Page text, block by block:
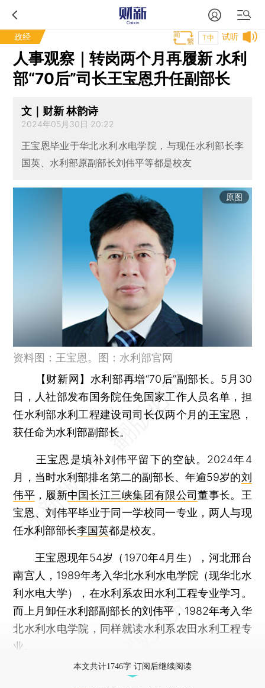
政经 试听
T中
人事观察｜转岗两个月再履新 水利
部“70后”司长王宝恩升任副部长
文｜财新 林韵诗
2024年05月30日 20:22
王宝恩毕业于华北水利水电学院，与现任水利部长李
国英、水利部原副部长刘伟平等都是校友
原图
资料图：王宝恩。图：水利部官网
【财新网】 水利部再增“70后”副部长。5月30
日，人社部发布国务院任免国家工作人员名单，担
任水利部水利工程建设司司长仅两个月的王宝恩，
获任命为水利部副部长。
王宝恩是填补刘伟平留下的空缺。2024年4
月，当时水利部排名第二的副部长、年逾59岁的刘
伟平 ，履新中国长江三峡集团有限公司董事长。王
宝恩、刘伟平毕业于同一学校同一专业，两人与现
任水利部部长李国英都是校友。
王宝恩现年54岁（1970年4月生），河北邢台
南宫人，1989年考入华北水利水电学院（现华北水
利水电大学），在水利系农田水利工程专业学习。
而上月卸任水利部副部长的刘伟平，1982年考入华
北水利水电学院，同样就读水利系农田水利工程专
业。
本文共计1746字 订阅后继续阅读